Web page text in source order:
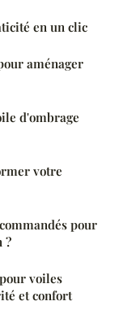
en un clic
aménager
d'ombrage
votre
pour
?
voiles
et confort